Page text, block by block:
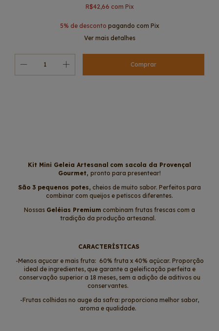
R$42,66 com Pix
5% de desconto pagando com Pix
Ver mais detalhes
Kit Mini Geleia Artesanal com sacola da Provençal
Gourmet, pronto para presentear!
São 3 pequenos potes, cheios de muito sabor. Perfeitos para
combinar com queijos e petiscos diferentes.
Nossas Geléias Premium combinam frutas frescas com a
tradição da produção artesanal.
CARACTERÍSTICAS
-Menos açucar e mais fruta: 60% fruta x 40% açúcar. Proporção
ideal de ingredientes, que garante a geleificação perfeita e
conservação superior a 18 meses, sem a adição de aditivos ou
conservantes.
-Frutas colhidas no auge da safra: proporciona melhor sabor,
aroma e qualidade.